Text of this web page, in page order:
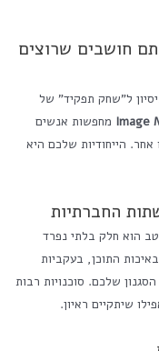
חושבים שרוצים
ל"שחק תפקיד" של
Image מחפשות אנשים
הייחודיות שלכם היא
היטב הוא חלק בלתי נפרד
התוכן, בעקביות
שלכם. סוכנויות רבות
שיתקיים ראיון.